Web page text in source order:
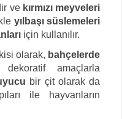
ve kırmızı meyveleri
yılbaşı süslemeleri
için kullanılır.
olarak, bahçelerde
amaçlarla
bir çit olarak da
ile hayvanların